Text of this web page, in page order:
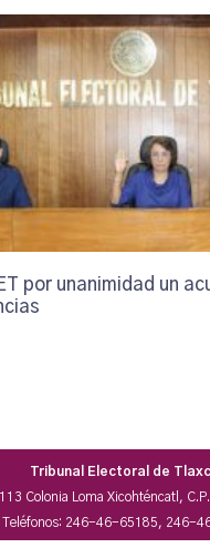
por unanimidad un
Tribunal Electoral de
Colonia Loma Xicohténcatl,
Teléfonos: 246-46-65185, 246-